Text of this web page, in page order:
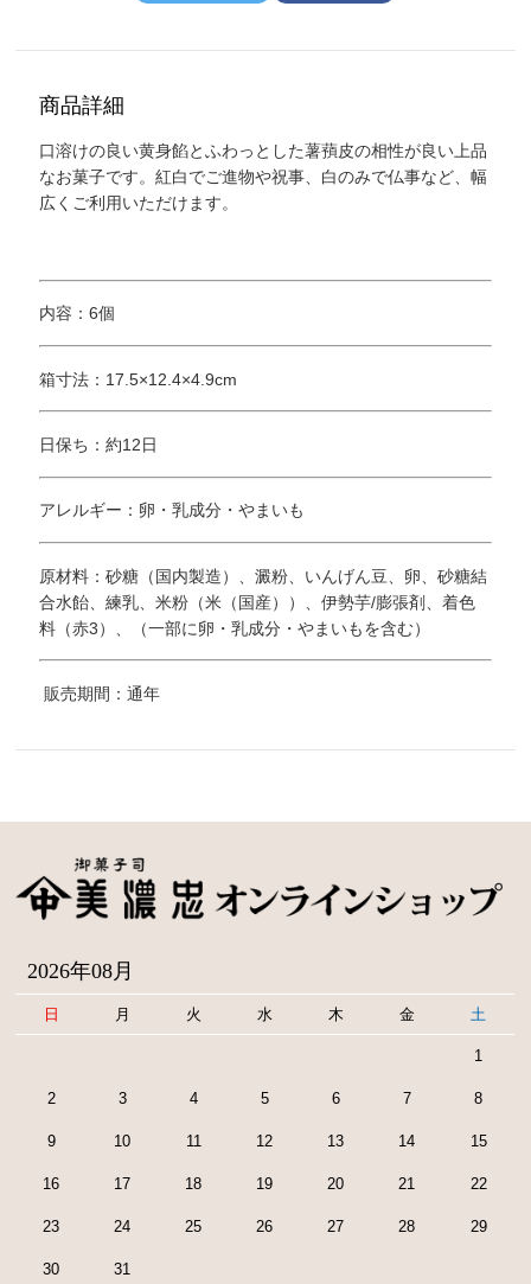
商品詳細
口溶けの良い黄身餡とふわっとした薯蕷皮の相性が良い上品
なお菓子です。紅白でご進物や祝事、白のみで仏事など、幅
広くご利用いただけます。
内容：6個
箱寸法：17.5×12.4×4.9cm
日保ち：約12日
アレルギー：卵・乳成分・やまいも
原材料：砂糖（国内製造）、澱粉、いんげん豆、卵、砂糖結
合水飴、練乳、米粉（米（国産））、伊勢芋/膨張剤、着色
料（赤3）、（一部に卵・乳成分・やまいもを含む）
販売期間：通年
2026年08月
日 月 火 水 木 金 土
1
2 3 4 5 6 7 8
9 10 11 12 13 14 15
16 17 18 19 20 21 22
23 24 25 26 27 28 29
30 31